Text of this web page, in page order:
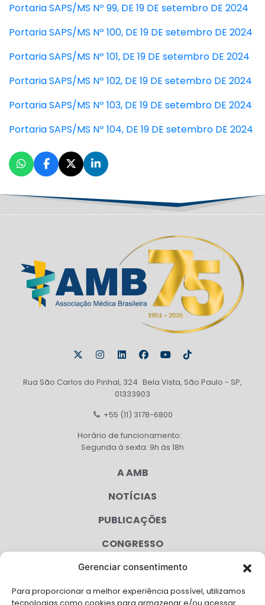
Gerenciar consentimento
Para proporcionar a melhor experiência possível, utilizamos
Portaria SAPS/MS Nº 99, DE 19 DE setembro DE 2024
Portaria SAPS/MS Nº 100, DE 19 DE setembro DE 2024
Portaria SAPS/MS Nº 101, DE 19 DE setembro DE 2024
Portaria SAPS/MS Nº 102, DE 19 DE setembro DE 2024
Portaria SAPS/MS Nº 103, DE 19 DE setembro DE 2024
Portaria SAPS/MS Nº 104, DE 19 DE setembro DE 2024
Rua São Carlos do Pinhal, 324 Bela Vista, São Paulo - SP,
01333903
+55 (11) 3178-6800
Horário de funcionamento:
Segunda à sexta: 9h às 18h
A AMB
NOTÍCIAS
PUBLICAÇÕES
CONGRESSO
AGENDA
CAMPANHAS